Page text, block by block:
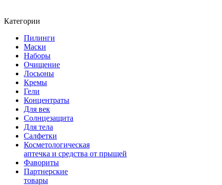
Категории
Пилинги
Маски
Наборы
Очищение
Лосьоны
Кремы
Гели
Концентраты
Для век
Солнцезащита
Для тела
Салфетки
Косметологическая
аптечка и средства от прыщей
Фавориты
Партнерские
товары